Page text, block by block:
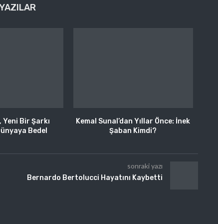
Yeni Bir Şarkı
Bedel
Kemal Sunal’dan Yıllar Önce: İnek
Şaban Kimdi?
sonraki yazı
Bernardo Bertolucci Hayatını Kaybetti